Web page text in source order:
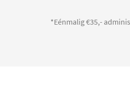
*Eénmalig €35,-